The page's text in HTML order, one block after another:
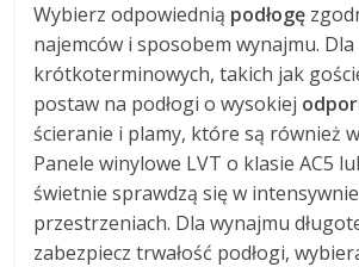
Wybierz odpowiednią podłogę
najemców i sposobem wynajmu.
krótkoterminowych, takich jak
postaw na podłogi o wysokiej
ścieranie i plamy, które są również
Panele winylowe LVT o klasie AC5
świetnie sprawdzą się w
przestrzeniach. Dla wynajmu
zabezpiecz trwałość podłogi,